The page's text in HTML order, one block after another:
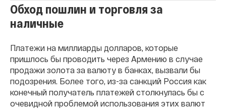
Обход пошлин и торговля за
наличные
Платежи на миллиарды долларов, которые
пришлось бы проводить через Армению в случае
продажи золота за валюту в банках, вызвали бы
подозрения. Более того, из-за санкций Россия как
конечный получатель платежей столкнулась бы с
очевидной проблемой использования этих валют